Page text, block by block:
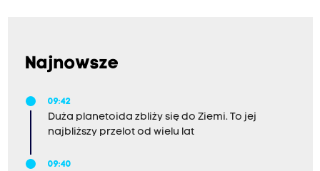
Najnowsze
09:42
Duża planetoida zbliży się do Ziemi. To jej
najbliższy przelot od wielu lat
09:40